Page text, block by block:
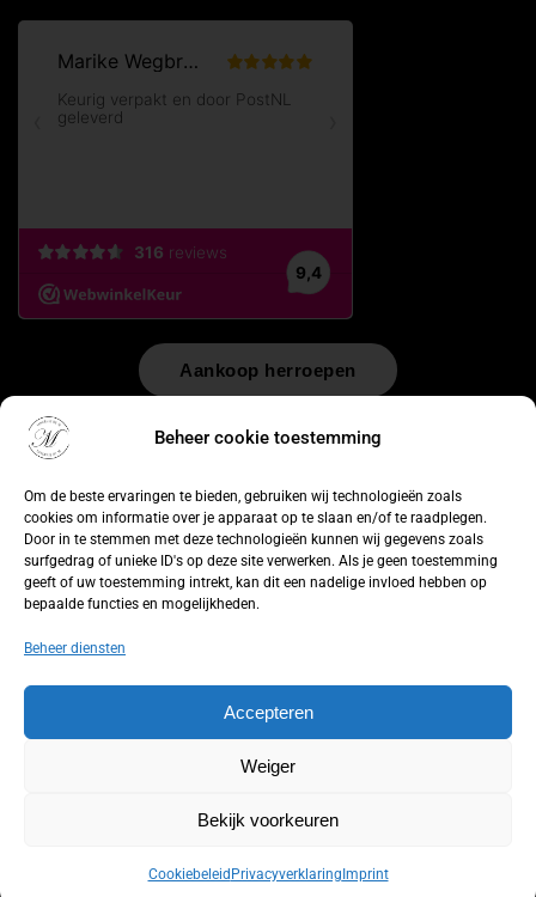
Beheer cookie toestemming
Om de beste ervaringen te bieden, gebruiken wij technologieën zoals
cookies om informatie over je apparaat op te slaan en/of te raadplegen.
Door in te stemmen met deze technologieën kunnen wij gegevens zoals
surfgedrag of unieke ID's op deze site verwerken. Als je geen toestemming
geeft of uw toestemming intrekt, kan dit een nadelige invloed hebben op
bepaalde functies en mogelijkheden.
Beheer diensten
Accepteren
Weiger
Bekijk voorkeuren
Cookiebeleid Privacyverklaring Imprint
Aankoop herroepen
© 2026 by WebUnlimited–Algemene voorwaarden